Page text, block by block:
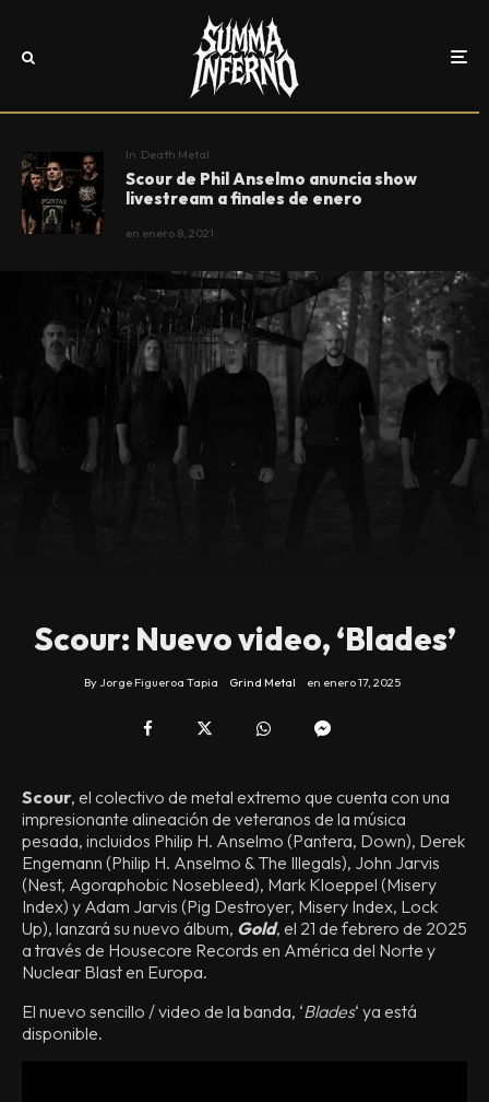
In Death Metal
Scour de Phil Anselmo anuncia show
livestream a finales de enero
en enero 8, 2021
Scour: Nuevo video, ‘Blades’
By Jorge Figueroa Tapia Grind Metal en enero 17, 2025
Scour, el colectivo de metal extremo que cuenta con una
impresionante alineación de veteranos de la música
pesada, incluidos Philip H. Anselmo (Pantera, Down), Derek
Engemann (Philip H. Anselmo & The Illegals), John Jarvis
(Nest, Agoraphobic Nosebleed), Mark Kloeppel (Misery
Index) y Adam Jarvis (Pig Destroyer, Misery Index, Lock
Up), lanzará su nuevo álbum, Gold, el 21 de febrero de 2025
a través de Housecore Records en América del Norte y
Nuclear Blast en Europa.
El nuevo sencillo / video de la banda, ‘Blades‘ ya está
disponible.